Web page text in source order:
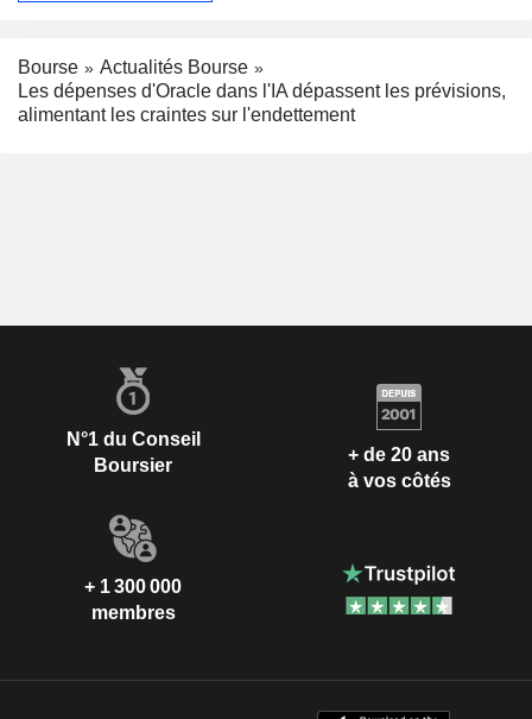
Bourse
Actualités Bourse
Les dépenses d'Oracle dans l'IA dépassent les prévisions,
alimentant les craintes sur l'endettement
N°1 du Conseil
Boursier
+ de 20 ans
à vos côtés
+ 1 300 000
membres